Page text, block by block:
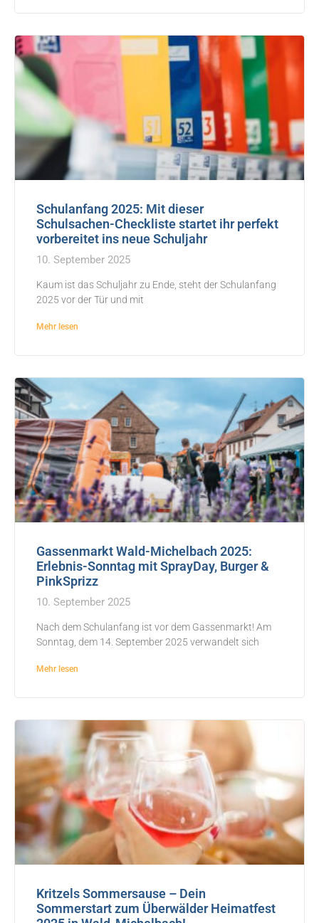
Schulanfang 2025: Mit dieser
Schulsachen-Checkliste startet ihr perfekt
vorbereitet ins neue Schuljahr
10. September 2025
Kaum ist das Schuljahr zu Ende, steht der Schulanfang
2025 vor der Tür und mit
Mehr lesen
Gassenmarkt Wald-Michelbach 2025:
Erlebnis-Sonntag mit SprayDay, Burger &
PinkSprizz
10. September 2025
Nach dem Schulanfang ist vor dem Gassenmarkt! Am
Sonntag, dem 14. September 2025 verwandelt sich
Mehr lesen
Kritzels Sommersause – Dein
Sommerstart zum Überwälder Heimatfest